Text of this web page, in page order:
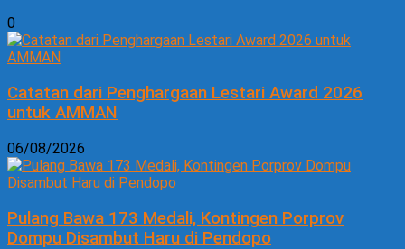
0
Catatan dari Penghargaan Lestari Award 2026
untuk AMMAN
06/08/2026
Pulang Bawa 173 Medali, Kontingen Porprov
Dompu Disambut Haru di Pendopo